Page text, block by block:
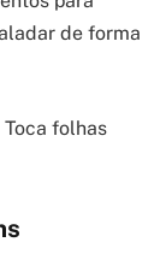
de forma
Toca folhas